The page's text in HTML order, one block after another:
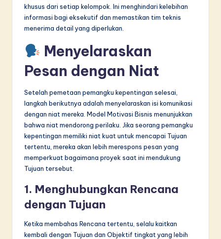
khusus dari setiap kelompok. Ini menghindari kelebihan
informasi bagi eksekutif dan memastikan tim teknis
menerima detail yang diperlukan.
Menyelaraskan
Pesan dengan Niat
Setelah pemetaan pemangku kepentingan selesai,
langkah berikutnya adalah menyelaraskan isi komunikasi
dengan niat mereka. Model Motivasi Bisnis menunjukkan
bahwa niat mendorong perilaku. Jika seorang pemangku
kepentingan memiliki niat kuat untuk mencapai Tujuan
tertentu, mereka akan lebih merespons pesan yang
memperkuat bagaimana proyek saat ini mendukung
Tujuan tersebut.
1. Menghubungkan Rencana
dengan Tujuan
Ketika membahas Rencana tertentu, selalu kaitkan
kembali dengan Tujuan dan Objektif tingkat yang lebih